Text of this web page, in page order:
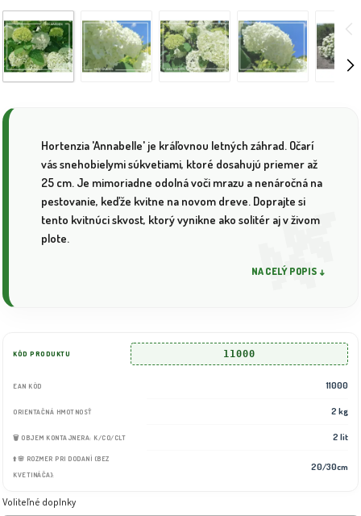
Hortenzia 'Annabelle' je kráľovnou letných záhrad. Očarí
vás snehobielymi súkvetiami, ktoré dosahujú priemer až
25 cm. Je mimoriadne odolná voči mrazu a nenáročná na
pestovanie, keďže kvitne na novom dreve. Doprajte si
tento kvitnúci skvost, ktorý vynikne ako solitér aj v živom
plote.
NA CELÝ POPIS ↓
KÓD PRODUKTU 11000
EAN KÓD 11000
ORIENTAČNÁ HMOTNOSŤ 2 kg
🗑️ OBJEM KONTAJNERA: K/CO/CLT 2 lit
⬆️🌸 ROZMER PRI DODANÍ (BEZ
KVETINÁČA):
20/30cm
Voliteľné doplnky